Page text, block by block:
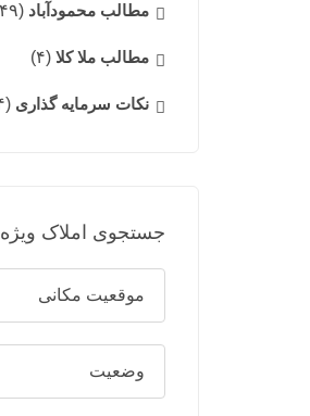
مطالب محمودآباد (۴۹)
مطالب ملا کلا (۴)
نکات سرمایه گذاری (۶۴)
جستجوی املاک ویژه
موقعیت مکانی
وضعیت